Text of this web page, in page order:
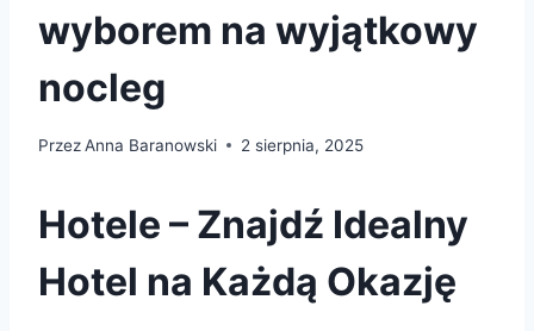
wyborem na wyjątkowy
nocleg
PrzezAnna Baranowski 2 sierpnia, 2025
Hotele – Znajdź Idealny
Hotel na Każdą Okazję